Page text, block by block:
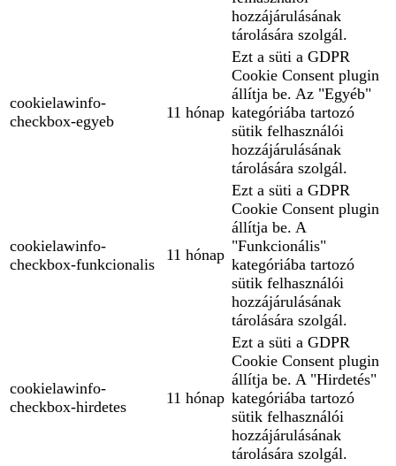
hozzájárulásának
tárolására szolgál.
cookielawinfo-
checkbox-egyeb
11 hónap
Ezt a süti a GDPR
Cookie Consent plugin
állítja be. Az "Egyéb"
kategóriába tartozó
sütik felhasználói
hozzájárulásának
tárolására szolgál.
cookielawinfo-
checkbox-funkcionalis
11 hónap
Ezt a süti a GDPR
Cookie Consent plugin
állítja be. A
"Funkcionális"
kategóriába tartozó
sütik felhasználói
hozzájárulásának
tárolására szolgál.
cookielawinfo-
checkbox-hirdetes
11 hónap
Ezt a süti a GDPR
Cookie Consent plugin
állítja be. A "Hirdetés"
kategóriába tartozó
sütik felhasználói
hozzájárulásának
tárolására szolgál.